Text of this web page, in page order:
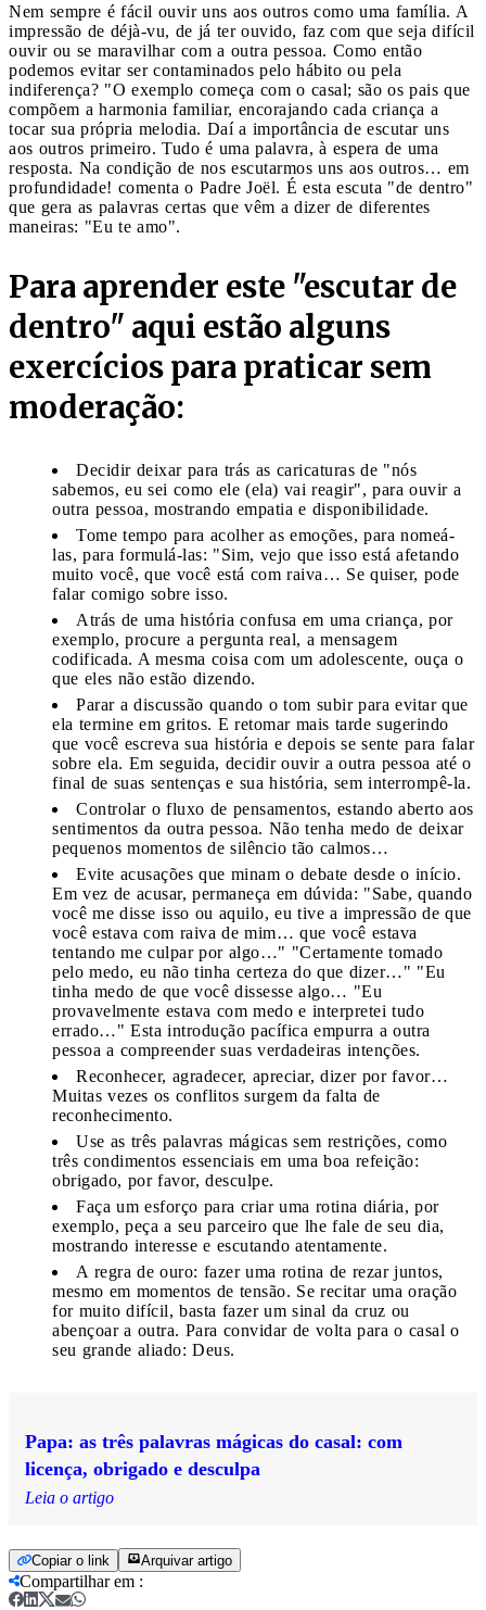
Nem sempre é fácil ouvir uns aos outros como uma família. A
impressão de déjà-vu, de já ter ouvido, faz com que seja difícil
ouvir ou se maravilhar com a outra pessoa. Como então
podemos evitar ser contaminados pelo hábito ou pela
indiferença? "O exemplo começa com o casal; são os pais que
compõem a harmonia familiar, encorajando cada criança a
tocar sua própria melodia. Daí a importância de escutar uns
aos outros primeiro. Tudo é uma palavra, à espera de uma
resposta. Na condição de nos escutarmos uns aos outros… em
profundidade! comenta o Padre Joël. É esta escuta "de dentro"
que gera as palavras certas que vêm a dizer de diferentes
maneiras: "Eu te amo".
Para aprender este "escutar de
dentro" aqui estão alguns
exercícios para praticar sem
moderação:
Decidir deixar para trás as caricaturas de "nós
sabemos, eu sei como ele (ela) vai reagir", para ouvir a
outra pessoa, mostrando empatia e disponibilidade.
Tome tempo para acolher as emoções, para nomeá-
las, para formulá-las: "Sim, vejo que isso está afetando
muito você, que você está com raiva… Se quiser, pode
falar comigo sobre isso.
Atrás de uma história confusa em uma criança, por
exemplo, procure a pergunta real, a mensagem
codificada. A mesma coisa com um adolescente, ouça o
que eles não estão dizendo.
Parar a discussão quando o tom subir para evitar que
ela termine em gritos. E retomar mais tarde sugerindo
que você escreva sua história e depois se sente para falar
sobre ela. Em seguida, decidir ouvir a outra pessoa até o
final de suas sentenças e sua história, sem interrompê-la.
Controlar o fluxo de pensamentos, estando aberto aos
sentimentos da outra pessoa. Não tenha medo de deixar
pequenos momentos de silêncio tão calmos…
Evite acusações que minam o debate desde o início.
Em vez de acusar, permaneça em dúvida: "Sabe, quando
você me disse isso ou aquilo, eu tive a impressão de que
você estava com raiva de mim… que você estava
tentando me culpar por algo…" "Certamente tomado
pelo medo, eu não tinha certeza do que dizer…" "Eu
tinha medo de que você dissesse algo… "Eu
provavelmente estava com medo e interpretei tudo
errado…" Esta introdução pacífica empurra a outra
pessoa a compreender suas verdadeiras intenções.
Reconhecer, agradecer, apreciar, dizer por favor…
Muitas vezes os conflitos surgem da falta de
reconhecimento.
Use as três palavras mágicas sem restrições, como
três condimentos essenciais em uma boa refeição:
obrigado, por favor, desculpe.
Faça um esforço para criar uma rotina diária, por
exemplo, peça a seu parceiro que lhe fale de seu dia,
mostrando interesse e escutando atentamente.
A regra de ouro: fazer uma rotina de rezar juntos,
mesmo em momentos de tensão. Se recitar uma oração
for muito difícil, basta fazer um sinal da cruz ou
abençoar a outra. Para convidar de volta para o casal o
seu grande aliado: Deus.
Papa: as três palavras mágicas do casal: com
licença, obrigado e desculpa
Leia o artigo
Copiar o link Arquivar artigo
Compartilhar em :